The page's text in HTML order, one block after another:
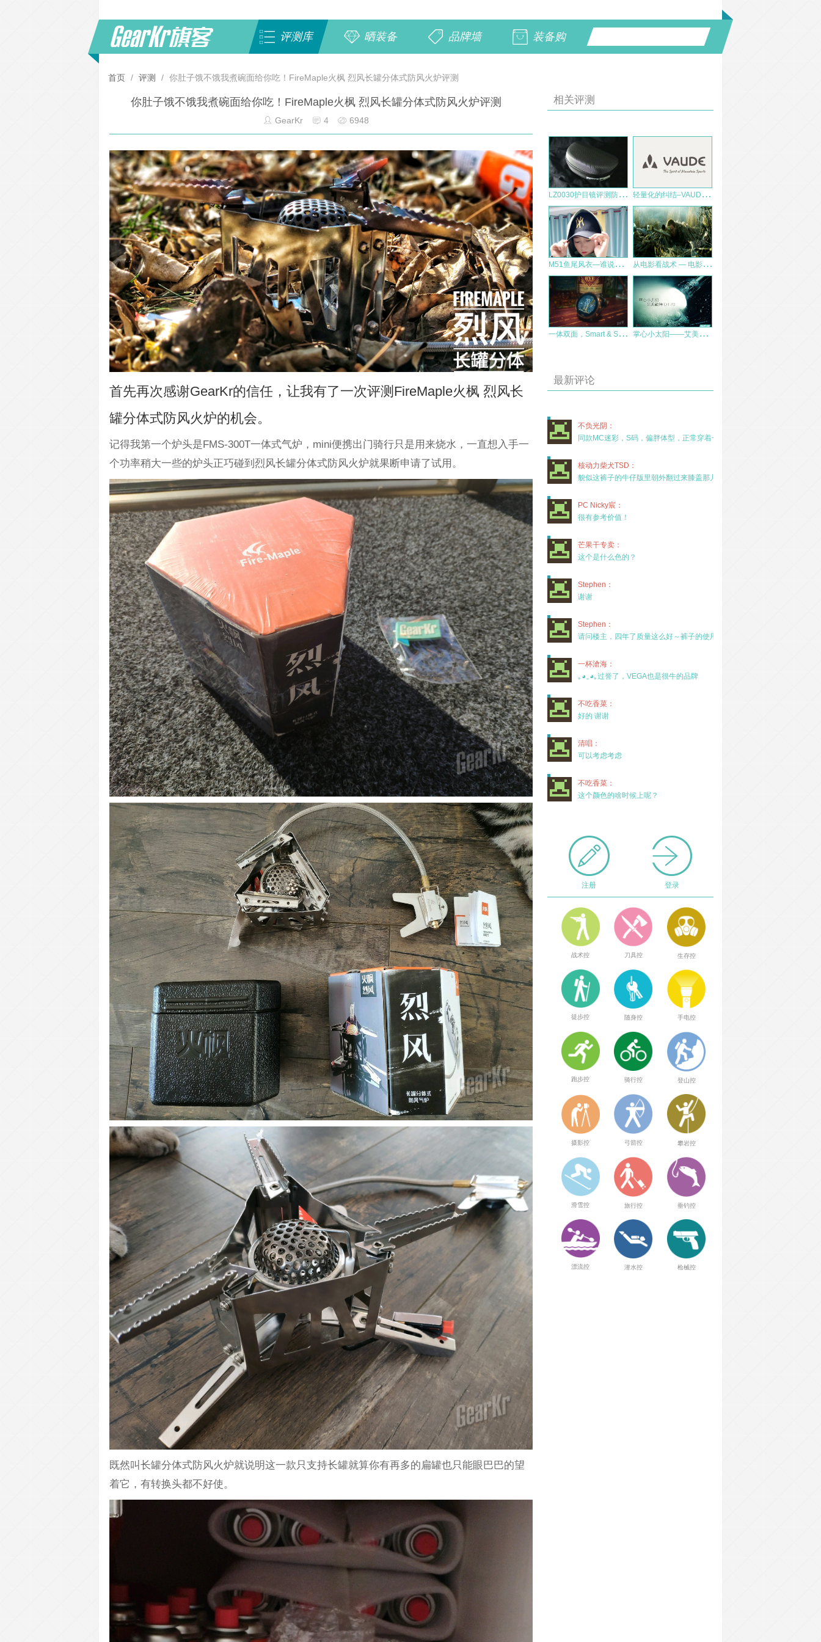
评测库 晒装备 品牌墙 装备购
首页 / 评测 / 你肚子饿不饿我煮碗面给你吃！FireMaple火枫 烈风长罐分体式防风火炉评测
你肚子饿不饿我煮碗面给你吃！FireMaple火枫 烈风长罐分体式防风火炉评测
GearKr 4 6948
首先再次感谢GearKr的信任，让我有了一次评测FireMaple火枫 烈风长
罐分体式防风火炉的机会。
记得我第一个炉头是FMS-300T一体式气炉，mini便携出门骑行只是用来烧水，一直想入手一
个功率稍大一些的炉头正巧碰到烈风长罐分体式防风火炉就果断申请了试用。
既然叫长罐分体式防风火炉就说明这一款只支持长罐就算你有再多的扁罐也只能眼巴巴的望
着它，有转换头都不好使。
相关评测
L
Z0030护目镜评测防雾篇 轻
量化的纠结–VAUDE Brenta 50L 背包体验报告
M
51鱼尾风衣—谁说帅气与温柔不能并存！ 从
电影看战术 — 电影《生死狙击》中的狙击战术漫谈
一
体双面，Smart & Sport——SUUNTO 7智能运动腕表初体验 掌
心小太阳——艾美能特DT70
最新评论
不负光阴：
同款MC迷彩，S码，偏胖体型，正常穿着一年半，没
核动力柴犬TSD：
貌似这裤子的牛仔版里朝外翻过来膝盖那儿有放护膝的
PC Nicky宸：
很有参考价值！
芒果干专卖：
这个是什么色的？
Stephen：
谢谢
Stephen：
请问楼主，四年了质量这么好～裤子的使用率高吗？
一杯滄海：
｡◕‿◕｡过誉了，VEGA也是很牛的品牌
不吃香菜：
好的 谢谢
清唱：
可以考虑考虑
不吃香菜：
这个颜色的啥时候上呢？
注册 登录
战术控 刀具控 生存控
徒步控 随身控 手电控
跑步控 骑行控 登山控
摄影控 弓箭控 攀岩控
滑雪控 旅行控 垂钓控
漂流控 潜水控 枪械控